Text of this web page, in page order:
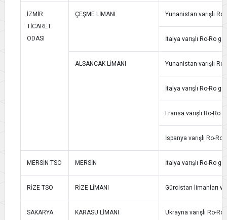
İZMİR
TİCARET
ODASI
ÇEŞME LİMANI Yunanistan varışlı
İtalya varışlı Ro-Ro
ALSANCAK LİMANI Yunanistan varışlı
İtalya varışlı Ro-Ro
Fransa varışlı Ro-Ro
İspanya varışlı Ro-
MERSİN TSO MERSİN İtalya varışlı Ro-Ro
RİZE TSO RİZE LİMANI Gürcistan limanları
SAKARYA
KARASU LİMANI Ukrayna varışlı Ro-